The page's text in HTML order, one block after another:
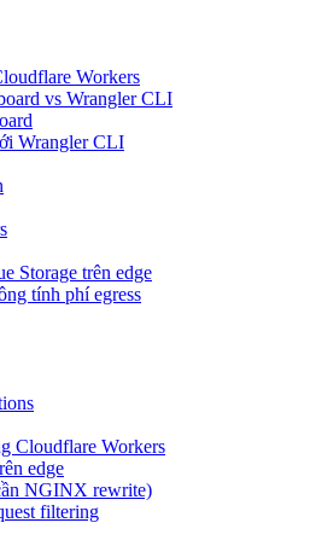
Workers
vs Wrangler CLI
Wrangler CLI
Storage trên edge
tính phí egress
Cloudflare Workers
edge
NGINX rewrite)
filtering